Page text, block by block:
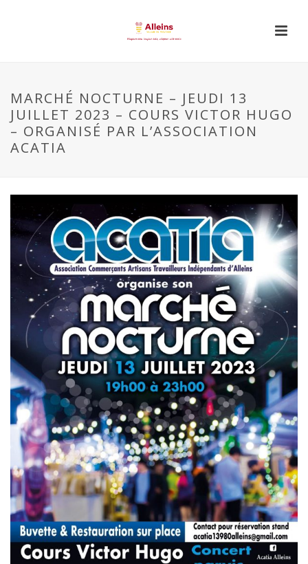
MARCHÉ NOCTURNE – JEUDI 13
JUILLET 2023 – COURS VICTOR HUGO
– ORGANISÉ PAR L’ASSOCIATION
ACATIA